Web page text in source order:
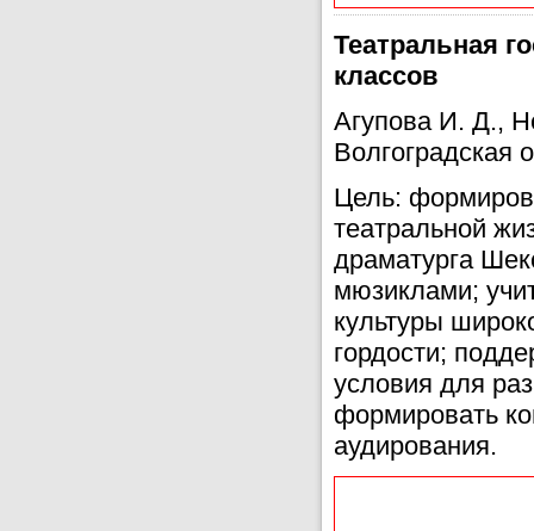
Театральная
классов
Агупова И. Д.,
Волгоградская
Цель:
театральной
драматурга
мюзиклами;
культуры
гордости;
условия для
формировать
аудирования.